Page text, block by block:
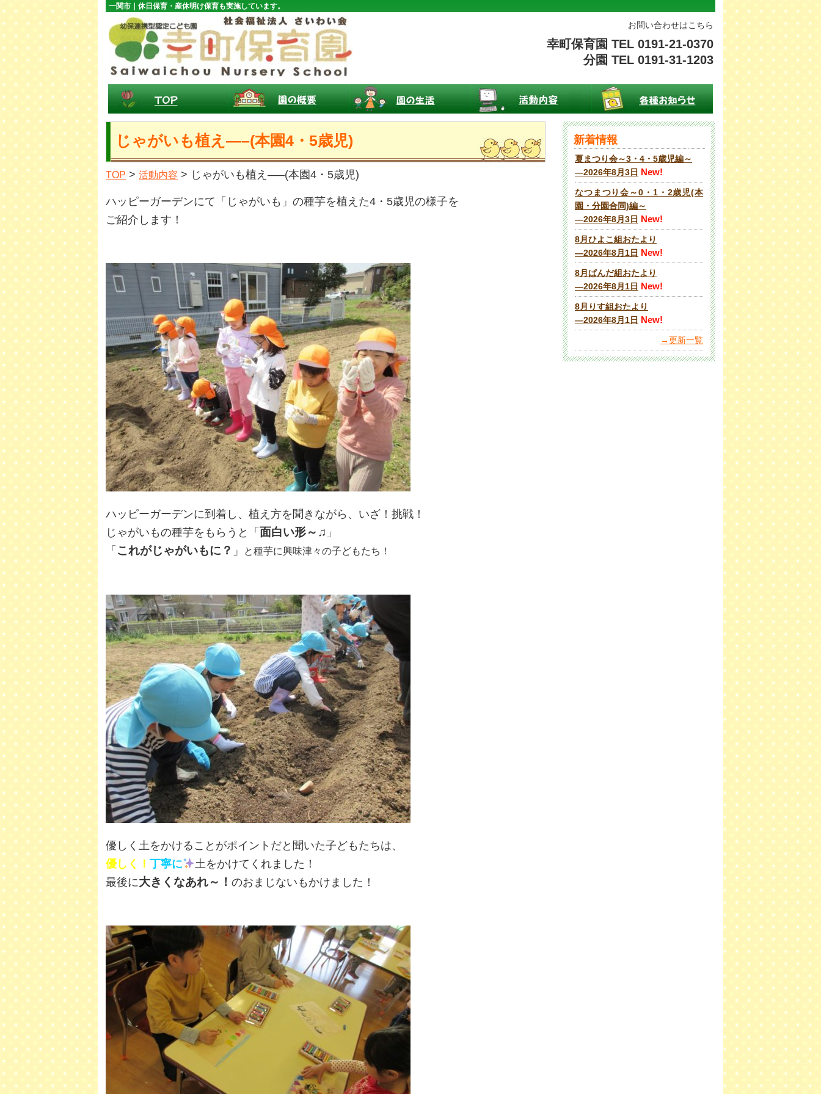
一関市｜休日保育・産休明け保育も実施しています。
お問い合わせはこちら
幸町保育園 TEL 0191-21-0370
分園 TEL 0191-31-1203
じゃがいも植え—–(本園4・5歳児)
TOP > 活動内容 > じゃがいも植え—–(本園4・5歳児)
ハッピーガーデンにて「じゃがいも」の種芋を植えた4・5歳児の様子を
ご紹介します！
ハッピーガーデンに到着し、植え方を聞きながら、いざ！挑戦！
じゃがいもの種芋をもらうと「 面白い形～♫ 」
「 これがじゃがいもに？ 」 と種芋に興味津々の子どもたち！
優しく土をかけることがポイントだと聞いた子どもたちは、
優しく！ 丁寧に
土をかけてくれました！
最後に大きくなあれ～！ のおまじないもかけました！
新着情報
夏まつり会～3・4・5歳児編～
―2026年8月3日 New!
なつまつり会～0・1・2歳児(本
園・分園合同)編～
―2026年8月3日 New!
8月ひよこ組おたより
―2026年8月1日 New!
8月ぱんだ組おたより
―2026年8月1日 New!
8月りす組おたより
―2026年8月1日 New!
→更新一覧